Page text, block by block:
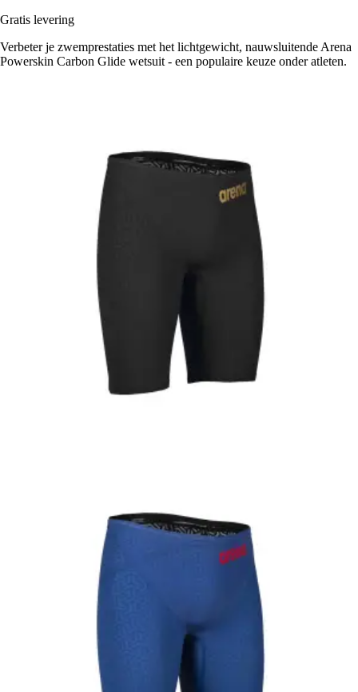
Gratis levering
Verbeter je zwemprestaties met het lichtgewicht, nauwsluitende Arena
Powerskin Carbon Glide wetsuit - een populaire keuze onder atleten.